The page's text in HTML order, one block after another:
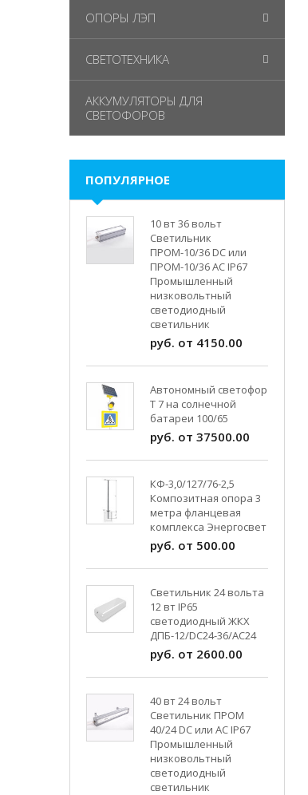
ОПОРЫ ЛЭП
СВЕТОТЕХНИКА
АККУМУЛЯТОРЫ ДЛЯ
СВЕТОФОРОВ
ПОПУЛЯРНОЕ
10 вт 36 вольт
Светильник
ПРОМ-10/36 DC или
ПРОМ-10/36 AC IP67
Промышленный
низковольтный
светодиодный
светильник
руб. от 4150.00
Автономный светофор
Т 7 на солнечной
батареи 100/65
руб. от 37500.00
КФ-3,0/127/76-2,5
Композитная опора 3
метра фланцевая
комплекса Энергосвет
руб. от 500.00
Светильник 24 вольта
12 вт IP65
светодиодный ЖКХ
ДПБ-12/DC24-36/АС24
руб. от 2600.00
40 вт 24 вольт
Светильник ПРОМ
40/24 DC или AC IP67
Промышленный
низковольтный
светодиодный
светильник